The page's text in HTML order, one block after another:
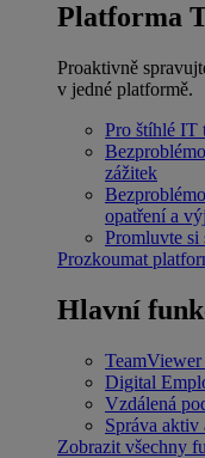
Platforma
Proaktivně
v jedné platformě.
Pro štíhlé IT
zážitek
opatření a
Promluvte si
Prozkoumat
Hlavní
Digital
Vzdálená
Správa aktiv
Zobrazit všechny